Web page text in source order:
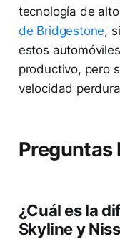
tecnología de
de Bridgestone,
estos
productivo, pero
velocidad
Preguntas
¿Cuál es la
Skyline y